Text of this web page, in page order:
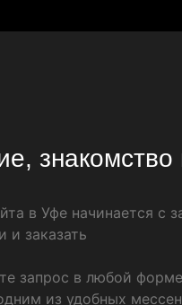
знакомство
в Уфе начинается с
и заказать
запрос в любой
из удобных